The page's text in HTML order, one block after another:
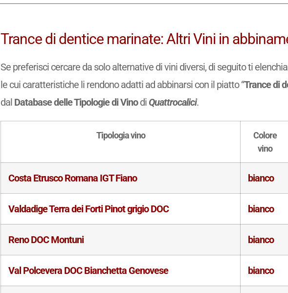
Trance di dentice marinate: Altri Vini in
Se preferisci cercare da solo alternative di vini diversi, di seguito ti
le cui caratteristiche li rendono adatti ad abbinarsi con il piatto “Trance di
dal Database delle Tipologie di Vinodi Quattrocalici.
Tipologia vino
Colore
vino
Costa Etrusco Romana IGT Fiano bianco
Valdadige Terra dei Forti Pinot grigio DOC bianco
Reno DOC Montuni bianco
Val Polcevera DOC Bianchetta Genovese bianco